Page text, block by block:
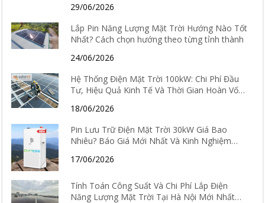
29/06/2026
Lắp Pin Năng Lượng Mặt Trời Hướng Nào Tốt
Nhất? Cách chọn hướng theo từng tỉnh thành
24/06/2026
Hệ Thống Điện Mặt Trời 100kW: Chi Phí Đầu
Tư, Hiệu Quả Kinh Tế Và Thời Gian Hoàn Vốn
18/06/2026
Pin Lưu Trữ Điện Mặt Trời 30kW Giá Bao
Nhiêu? Báo Giá Mới Nhất Và Kinh Nghiệm
17/06/2026
Tính Toán Công Suất Và Chi Phí Lắp Điện
Năng Lượng Mặt Trời Tại Hà Nội Mới Nhất